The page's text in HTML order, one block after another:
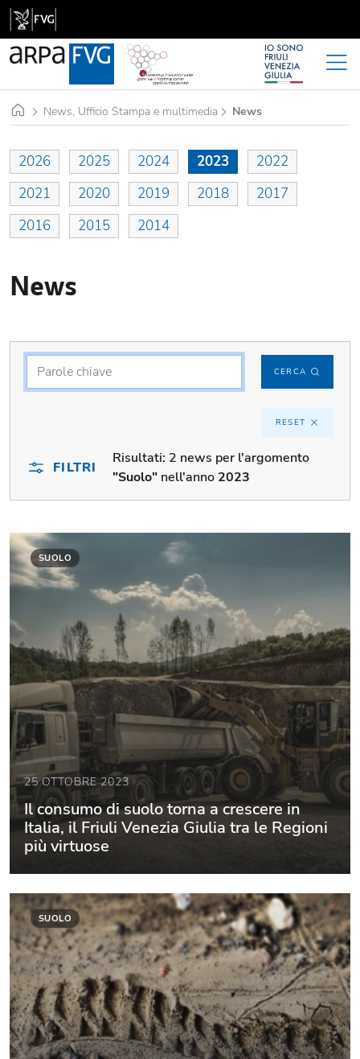
HomeNews, Ufficio Stampa e multimedia News
2026 2025 2024 2023
2022
2021
2020 2019 2018
2017
2016
2015 2014
News
CERCA
RESET
FILTRI
Risultati: 2 news per l'argomento
"Suolo" nell'anno 2023
SUOLO
25 OTTOBRE 2023
Il consumo di suolo torna a crescere in
Italia, il Friuli Venezia Giulia tra le Regioni
più virtuose
SUOLO